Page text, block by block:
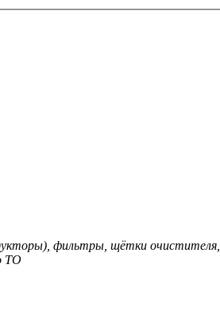
фильтры, щётки очистителя,
ТО